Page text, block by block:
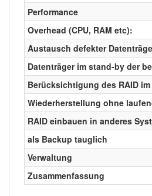
Performance
Overhead (CPU, RAM etc):
Austausch defekter
Datenträger im stand-by der
Berücksichtigung des RAID
Wiederherstellung ohne
RAID einbauen in anderes
als Backup tauglich
Verwaltung
Zusammenfassung